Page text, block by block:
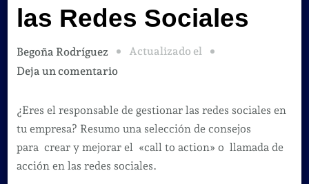
las Redes Sociales
Begoña Rodríguez
Actualizado el
Deja un comentarioen
para
mejorar
la
llamada
¿Eres el responsable de gestionar las redes sociales en
tu empresa? Resumo una selección de consejos
para crear y mejorar el «call to action» o llamada de
acción en las redes sociales.